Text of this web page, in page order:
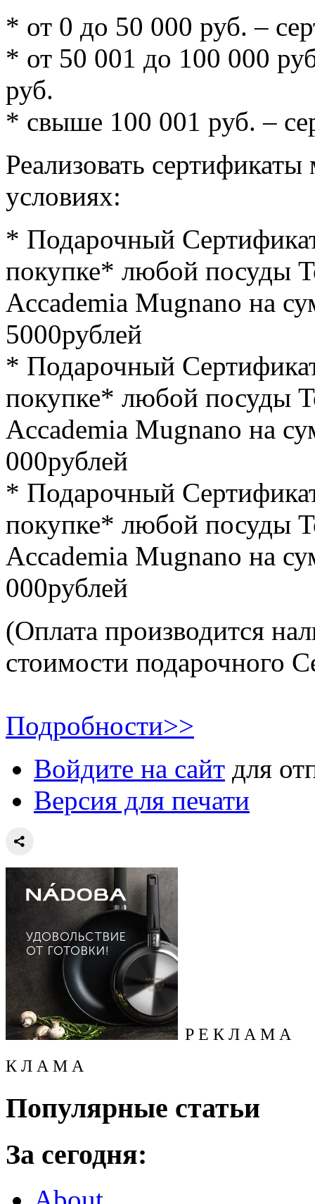
* от 0 до 50 000 руб. –
* от 50 001 до 100 000
руб.
* свыше 100 001 руб. –
Реализовать
условиях:
* Подарочный
покупке* любой посуды
Accademia Mugnano на
5000рублей
* Подарочный
покупке* любой посуды
Accademia Mugnano на
000рублей
* Подарочный
покупке* любой посуды
Accademia Mugnano на
000рублей
(Оплата производится
стоимости подарочного
Подробности>>
Войдите на сайт для
Версия для печати
Р Е К Л А М А
К Л А М А
Популярные статьи
За сегодня: